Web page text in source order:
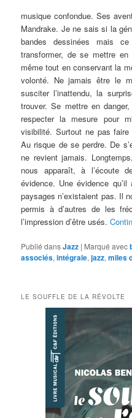
musique confondue. Ses
Mandrake. Je ne sais si la
bandes dessinées mais
transformer, de se mettre
même tout en conservant la
volonté. Ne jamais être le
susciter l’inattendu, la
trouver. Se mettre en
respecter la mesure pour
visibilité. Surtout ne pas faire
Au risque de se perdre. De
ne revient jamais.
nous apparaît, à l’écoute
évidence. Une évidence
paysages n’existaient pas. Il
permis à d’autres de les
l’impression d’être usés.
Publié dansJazz | Marqué avec
associés,intégrale,jazz,miles
LE SOUFFLE DE LA RÉVOLTE